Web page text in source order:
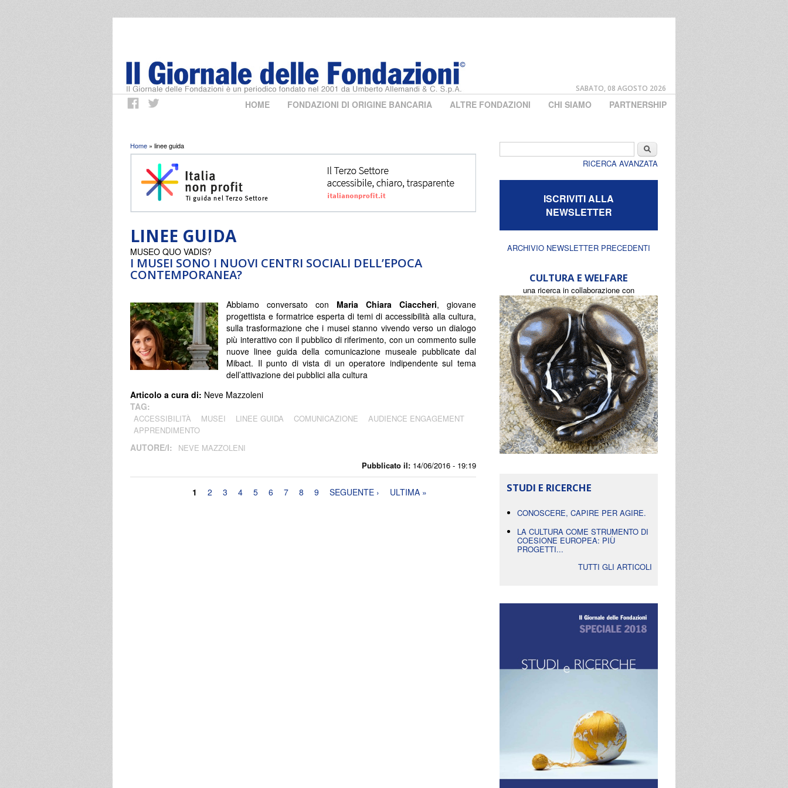
SABATO, 08 AGOSTO 2026
HOME FONDAZIONI DI ORIGINE BANCARIA ALTRE FONDAZIONI CHI SIAMO PARTNERSHIP
Tu sei qui
Home » linee guida
LINEE GUIDA
I MUSEI SONO I NUOVI CENTRI SOCIALI DELL’EPOCA
CONTEMPORANEA?
Pubblicato il: 14/06/2016 - 19:19
MUSEO QUO VADIS?
Abbiamo conversato con Maria Chiara Ciaccheri, giovane
progettista e formatrice esperta di temi di accessibilità alla cultura,
sulla trasformazione che i musei stanno vivendo verso un dialogo
più interattivo con il pubblico di riferimento, con un commento sulle
nuove linee guida della comunicazione museale pubblicate dal
Mibact. Il punto di vista di un operatore indipendente sul tema
dell’attivazione dei pubblici alla cultura
Articolo a cura di: Neve Mazzoleni
TAG:
ACCESSIBILITÀ MUSEI LINEE GUIDA COMUNICAZIONE
AUDIENCE ENGAGEMENT
APPRENDIMENTO
AUTORE/I: NEVE MAZZOLENI
1 2 3 4 5 6 7 8 9 SEGUENTE › ULTIMA »
Cerca
RICERCA AVANZATA
ISCRIVITI ALLA
NEWSLETTER
ARCHIVIO NEWSLETTER PRECEDENTI
CULTURA E WELFARE
una ricerca in collaborazione con
STUDI E RICERCHE
CONOSCERE, CAPIRE PER AGIRE.
LA CULTURA COME STRUMENTO DI
COESIONE EUROPEA: PIÙ
PROGETTI...
TUTTI GLI ARTICOLI